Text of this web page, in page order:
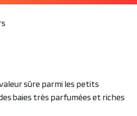
sûre parmi les petits
baies très parfumées et riches